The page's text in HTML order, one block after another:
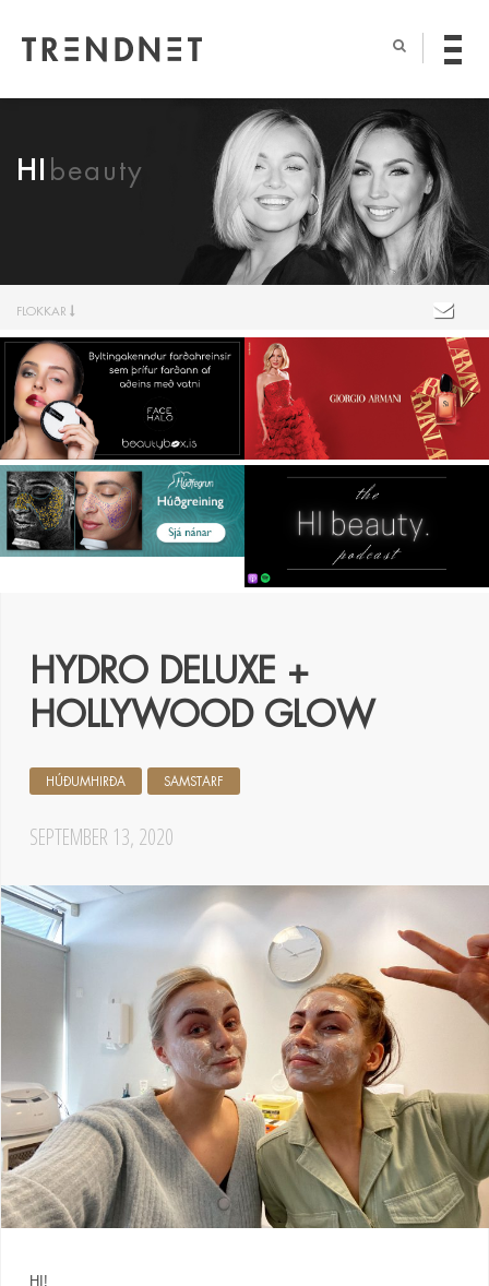
HIbeauty
FLOKKAR
HYDRO DELUXE +
HOLLYWOOD GLOW
SEPTEMBER 13, 2020
HÚÐUMHIRÐA SAMSTARF
HI!